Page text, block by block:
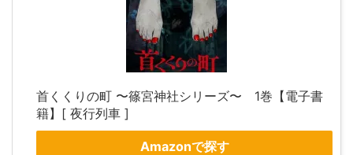
首くくりの町 〜篠宮神社シリーズ〜 1巻【電子書
籍】[ 夜行列車 ]
Amazonで探す